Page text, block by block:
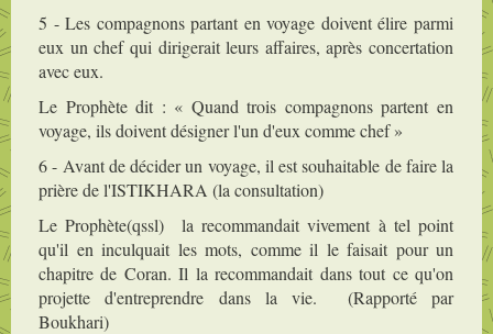
5 - Les compagnons partant en voyage doivent élire parmi
eux un chef qui dirigerait leurs affaires, après concertation
avec eux.
Le Prophète dit : « Quand trois compagnons partent en
voyage, ils doivent désigner l'un d'eux comme chef »
6 - Avant de décider un voyage, il est souhaitable de faire la
prière de l'ISTIKHARA (la consultation)
Le Prophète(qssl) la recommandait vivement à tel point
qu'il en inculquait les mots, comme il le faisait pour un
chapitre de Coran. Il la recommandait dans tout ce qu'on
projette d'entreprendre dans la vie. (Rapporté par
Boukhari)